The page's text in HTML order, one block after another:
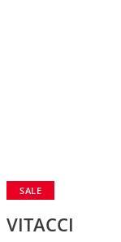
SALE
VITACCI